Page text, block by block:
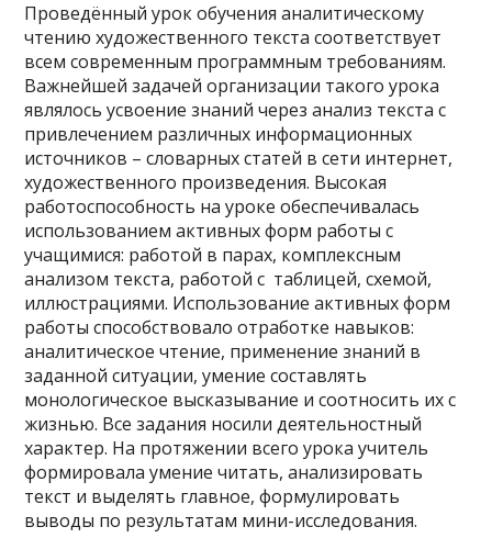
Проведённый урок обучения аналитическому
чтению художественного текста соответствует
всем современным программным требованиям.
Важнейшей задачей организации такого урока
являлось усвоение знаний через анализ текста с
привлечением различных информационных
источников – словарных статей в сети интернет,
художественного произведения. Высокая
работоспособность на уроке обеспечивалась
использованием активных форм работы с
учащимися: работой в парах, комплексным
анализом текста, работой с таблицей, схемой,
иллюстрациями. Использование активных форм
работы способствовало отработке навыков:
аналитическое чтение, применение знаний в
заданной ситуации, умение составлять
монологическое высказывание и соотносить их с
жизнью. Все задания носили деятельностный
характер. На протяжении всего урока учитель
формировала умение читать, анализировать
текст и выделять главное, формулировать
выводы по результатам мини-исследования.